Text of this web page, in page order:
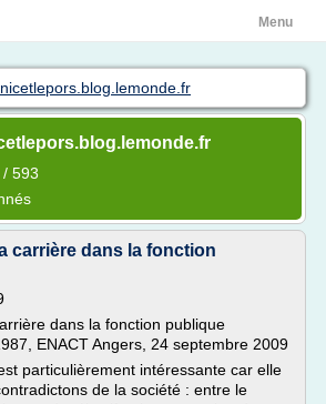
Menu
593
carrière dans la fonction
dans la fonction publique
ENACT Angers, 24 septembre 2009
particulièrement intéressante car elle
de la société : entre le